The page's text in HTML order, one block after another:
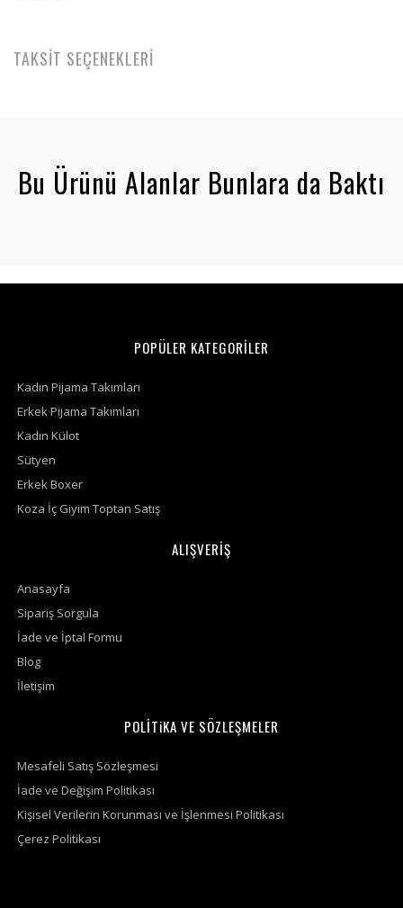
TAKSİT SEÇENEKLERİ
Bu Ürünü Alanlar Bunlara da Baktı
POPÜLER KATEGORİLER
Kadın Pijama Takımları
Erkek Pijama Takımları
Kadın Külot
Sütyen
Erkek Boxer
Koza İç Giyim Toptan Satış
ALIŞVERİŞ
Anasayfa
Sipariş Sorgula
İade ve İptal Formu
Blog
İletişim
POLİTiKA VE SÖZLEŞMELER
Mesafeli Satış Sözleşmesi
İade ve Değişim Politikası
Kişisel Verilerin Korunması ve İşlenmesi Politikası
Çerez Politikası